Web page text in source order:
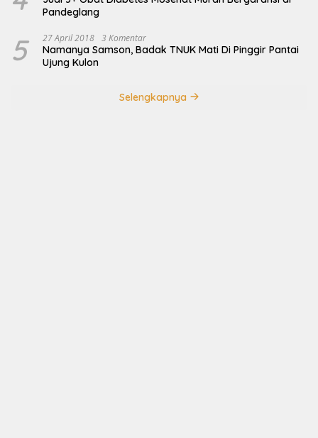
Pandeglang
5 27 April 2018 3 Komentar
Namanya Samson, Badak TNUK Mati Di Pinggir Pantai
Ujung Kulon
Selengkapnya